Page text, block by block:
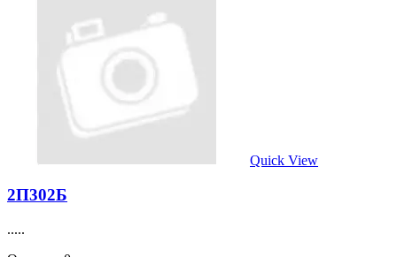
Quick View
2П302Б
.....